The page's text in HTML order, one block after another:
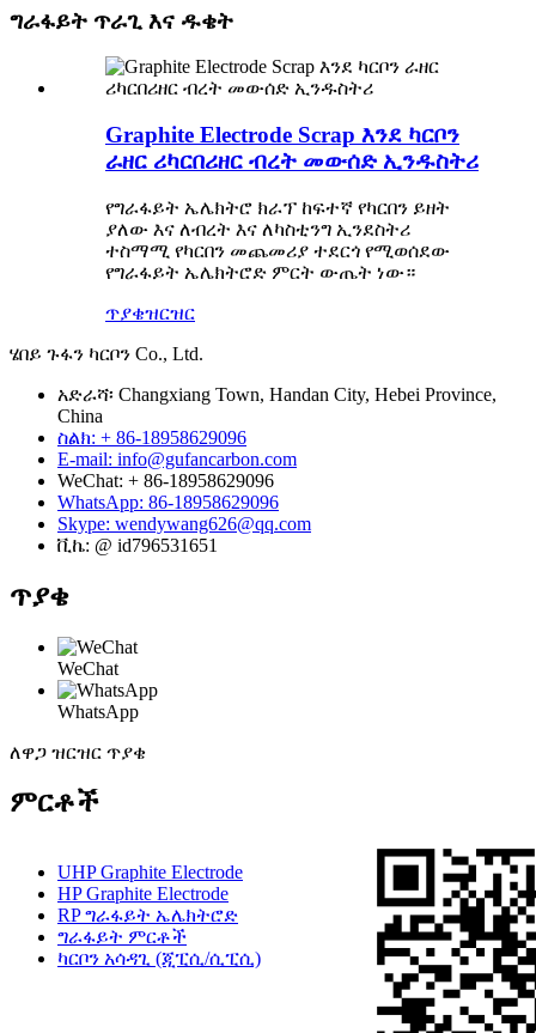
ግራፋይት ጥራጊ እና ዱቄት
Graphite Electrode Scrap እንደ ካርቦን
ራዘር ሪካርበሪዘር ብረት መውሰድ ኢንዱስትሪ
የግራፋይት ኤሌክትሮ ክራፕ ከፍተኛ የካርበን ይዘት
ያለው እና ለብረት እና ለካስቲንግ ኢንደስትሪ
ተስማሚ የካርበን መጨመሪያ ተደርጎ የሚወሰደው
የግራፋይት ኤሌክትሮድ ምርት ውጤት ነው።
ጥያቄዝርዝር
ሄበይ ጉፋን ካርቦን Co., Ltd.
አድራሻ፡ Changxiang Town, Handan City, Hebei Province,
China
ስልክ: + 86-18958629096
E-mail: info@gufancarbon.com
WeChat: + 86-18958629096
WhatsApp: 86-18958629096
Skype: wendywang626@qq.com
ቪኬ: @ id796531651
ጥያቄ
WeChat
WhatsApp
ለዋጋ ዝርዝር ጥያቄ
ምርቶች
UHP Graphite Electrode
HP Graphite Electrode
RP ግራፋይት ኤሌክትሮድ
ግራፋይት ምርቶች
ካርቦን አሳዳጊ (ጂፒሲ/ሲፒሲ)